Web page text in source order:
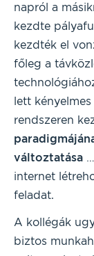
napról a
kezdte
kezdték el
főleg a
lett
rendszeren
változtatása
internet
feladat.
A kollégák
biztos